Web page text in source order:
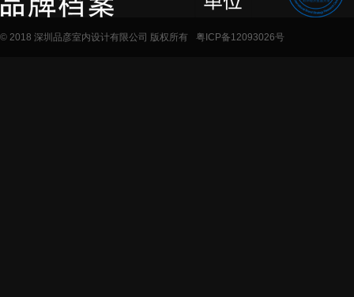
© 2018 深圳品彦室内设计有限公司 版权所有 粤ICP备12093026号